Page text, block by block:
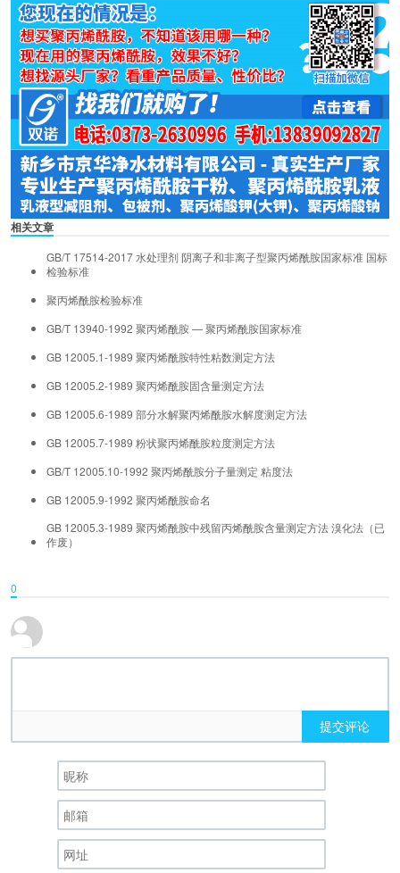
相关文章
GB/T 17514-2017 水处理剂 阴离子和非离子型聚丙烯酰胺国家标准 国标
检验标准
聚丙烯酰胺检验标准
GB/T 13940-1992 聚丙烯酰胺 — 聚丙烯酰胺国家标准
GB 12005.1-1989 聚丙烯酰胺特性粘数测定方法
GB 12005.2-1989 聚丙烯酰胺固含量测定方法
GB 12005.6-1989 部分水解聚丙烯酰胺水解度测定方法
GB 12005.7-1989 粉状聚丙烯酰胺粒度测定方法
GB/T 12005.10-1992 聚丙烯酰胺分子量测定 粘度法
GB 12005.9-1992 聚丙烯酰胺命名
GB 12005.3-1989 聚丙烯酰胺中残留丙烯酰胺含量测定方法 溴化法（已
作废）
0
提交评论